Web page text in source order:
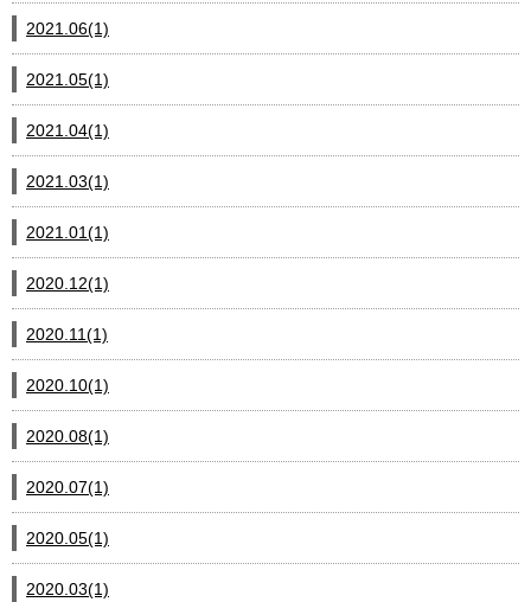
2021.06(1)
2021.05(1)
2021.04(1)
2021.03(1)
2021.01(1)
2020.12(1)
2020.11(1)
2020.10(1)
2020.08(1)
2020.07(1)
2020.05(1)
2020.03(1)